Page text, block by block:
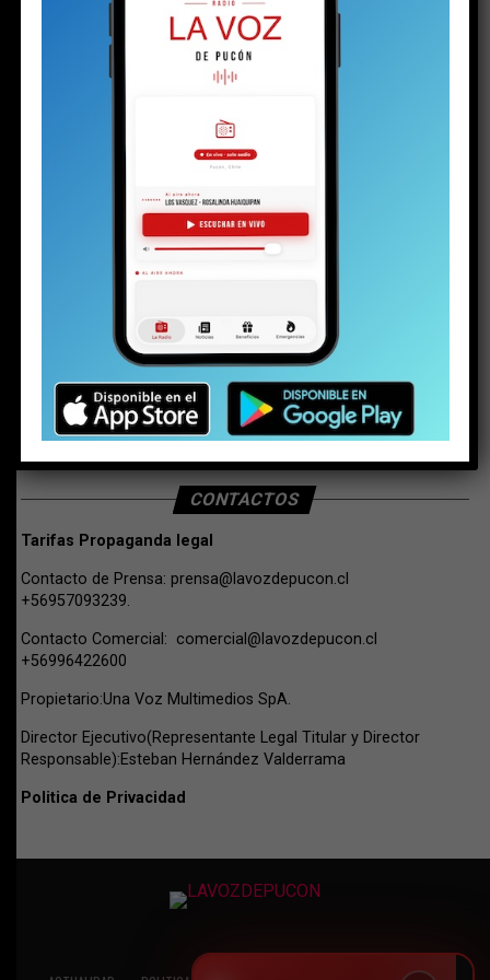
BUSCAR
CONTACTOS
Tarifas Propaganda legal
Contacto de Prensa: prensa@lavozdepucon.cl
+56957093239.
Contacto Comercial: comercial@lavozdepucon.cl
+56996422600
Propietario:Una Voz Multimedios SpA.
Director Ejecutivo(Representante Legal Titular y Director
Responsable):Esteban Hernández Valderrama
Politica de Privacidad